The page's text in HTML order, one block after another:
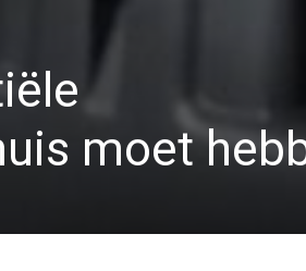
moet